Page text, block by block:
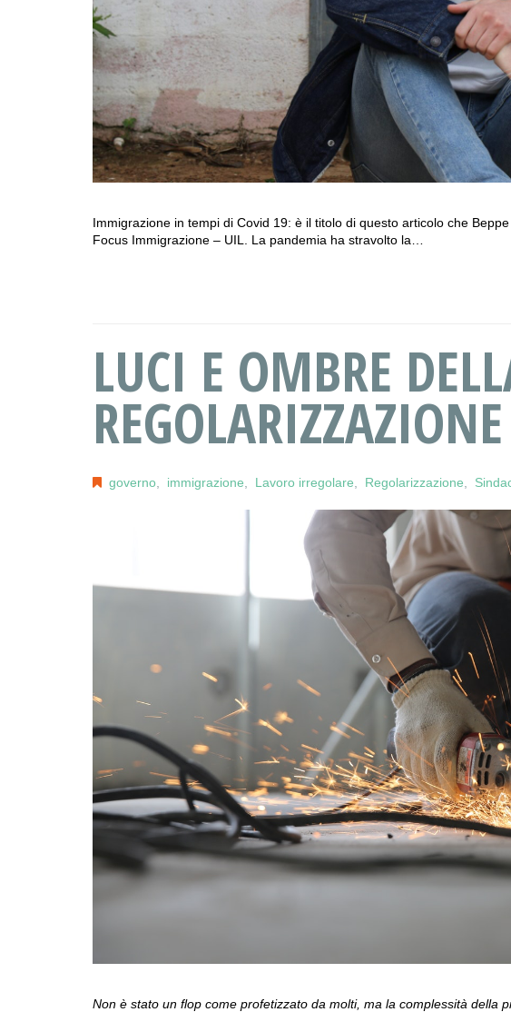
Immigrazione in tempi di Covid 19: è il titolo di questo articolo che
Focus Immigrazione – UIL. La pandemia ha stravolto la…
LUCI E OMBRE
REGOLARIZZAZIONE
governo immigrazione Lavoro irregolare Regolarizzazione
Non è stato un flop come profetizzato da molti, ma la complessità della